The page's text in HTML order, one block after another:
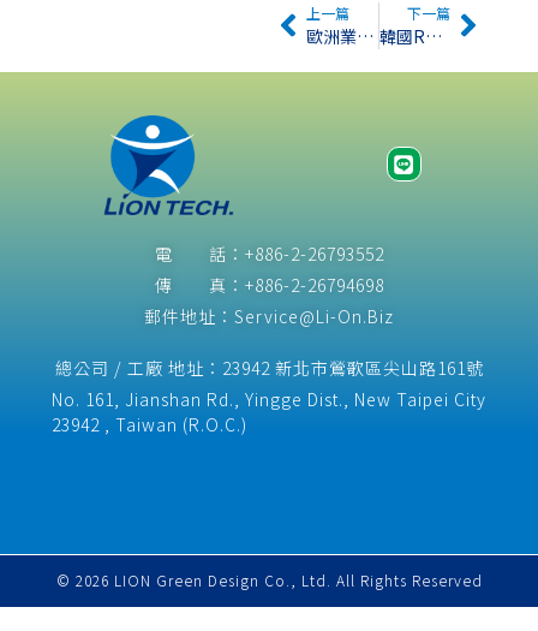
上一篇
歐洲業界如何看待RoHS法規
下一篇
韓國RoHS將於2008年1月1日正式實施
電 話：+886-2-26793552
傳 真：+886-2-26794698
郵件地址：Service@Li-On.Biz
總公司 / 工廠 地址：23942 新北市鶯歌區尖山路161號
No. 161, Jianshan Rd., Yingge Dist., New Taipei City
23942 , Taiwan (R.O.C.)​
© 2026 LION Green Design Co., Ltd. All Rights Reserved